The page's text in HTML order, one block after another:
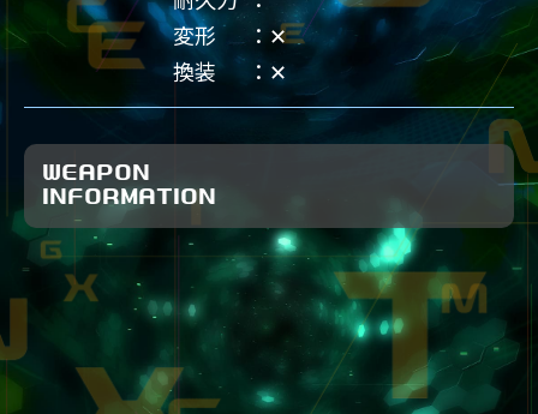
変形
✕
換装
✕
WEAPON
INFORMATION